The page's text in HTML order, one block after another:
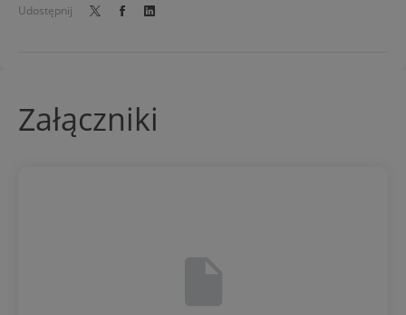
Udostępnij
Załączniki